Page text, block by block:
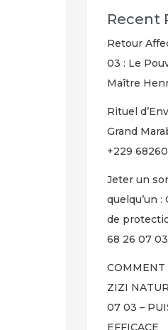
Recent
Retour
03 : Le
Maître
Rituel
Grand
+229
Jeter un
quelqu’un
de
68 26 07 03
COMMENT
ZIZI
07 03 –
EFFICACE